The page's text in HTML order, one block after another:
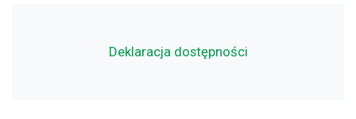
Deklaracja dostępności